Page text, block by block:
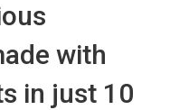
with
in just 10